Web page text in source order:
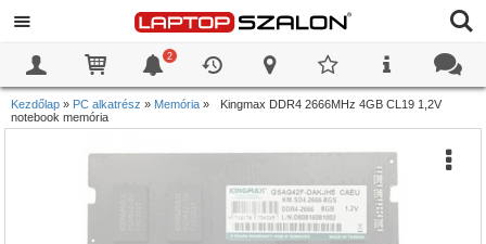
2
Kezdőlap » PC alkatrész » Memória »
Kingmax DDR4 2666MHz 4GB CL19 1,2V
notebook memória
0
0